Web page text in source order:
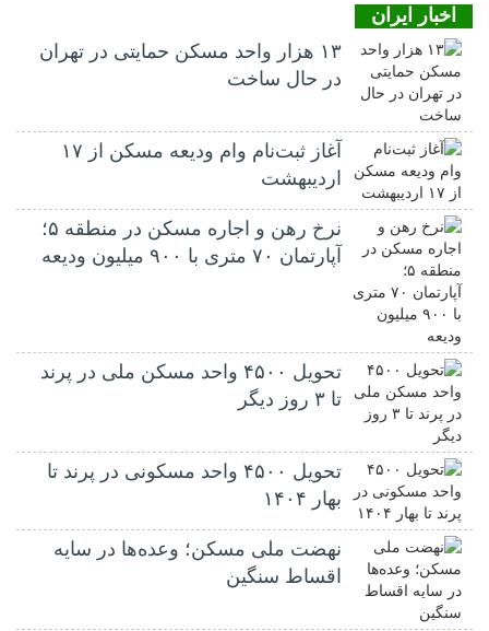
اخبار ایران
۱۳ هزار واحد مسکن حمایتی در تهران
در حال ساخت
آغاز ثبت‌نام وام ودیعه مسکن از ۱۷
اردیبهشت
نرخ‌ رهن و اجاره مسکن در منطقه ۵؛
آپارتمان ۷۰ متری با ۹۰۰ میلیون ودیعه
تحویل ۴۵۰۰ واحد مسکن ملی در پرند
تا ۳ روز دیگر
تحویل ۴۵۰۰ واحد مسکونی در پرند تا
بهار ۱۴۰۴
نهضت ملی مسکن؛ وعده‌ها در سایه
اقساط سنگین